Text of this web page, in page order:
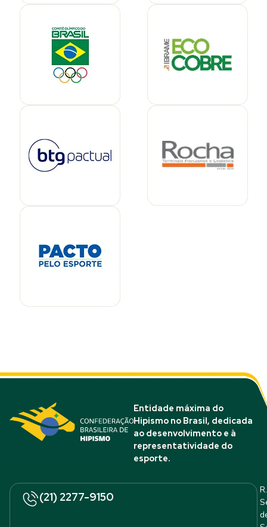
Entidade máxima do
Hipismo no Brasil, dedicada
ao desenvolvimento e à
representatividade do
esporte.
(21) 2277-9150
R.